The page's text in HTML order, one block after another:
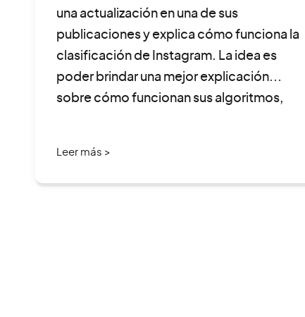
una actualización en una de sus
publicaciones y explica cómo funciona la
clasificación de Instagram. La idea es
poder brindar una mejor explicación
sobre cómo funcionan sus algoritmos,
Leer más >